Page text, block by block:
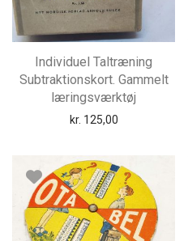
Individuel Taltræning
Subtraktionskort. Gammelt
læringsværktøj
kr. 125,00